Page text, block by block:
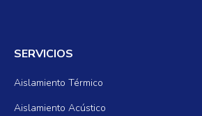
SERVICIOS
Aislamiento Térmico
Aislamiento Acústico